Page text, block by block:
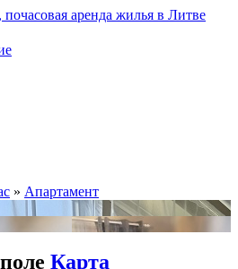
» Апартамент
Карта